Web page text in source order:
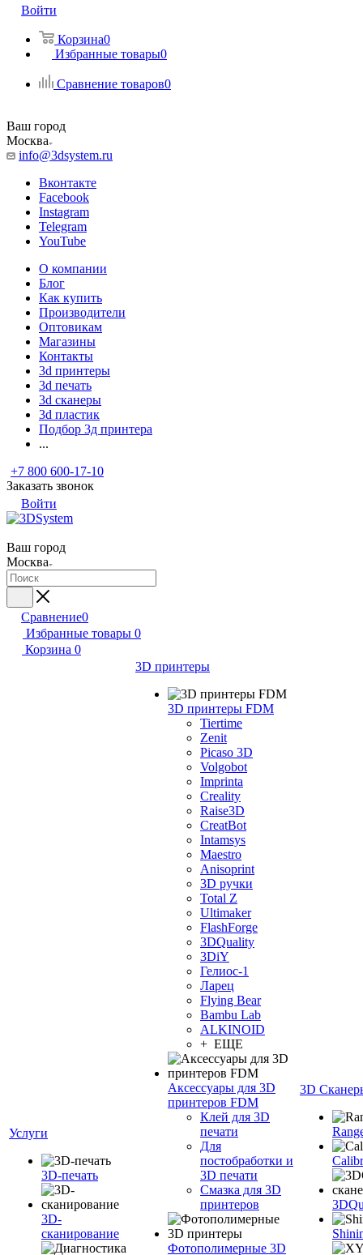
Войти
Корзина0
Избранные товары0
Сравнение товаров0
Ваш город
Москва
info@3dsystem.ru
Вконтакте
Facebook
Instagram
Telegram
YouTube
О компании
Блог
Как купить
Производители
Оптовикам
Магазины
Контакты
3d принтеры
3d печать
3d сканеры
3d пластик
Подбор 3д принтера
...
+7 800 600-17-10
Заказать звонок
Войти
Ваш город
Москва
Сравнение0
Избранные товары 0
Корзина 0
Услуги
3D-печать
3D-
сканирование
3D принтеры
3D принтеры FDM
Tiertime
Zenit
Picaso 3D
Volgobot
Imprinta
Creality
Raise3D
CreatBot
Intamsys
Maestro
Anisoprint
3D ручки
Total Z
Ultimaker
FlashForge
3DQuality
3DiY
Гелиос-1
Ларец
Flying Bear
Bambu Lab
ALKINOID
+ ЕЩЕ
Аксессуары для 3D
принтеров FDM
Клей для 3D
печати
Для
постобработки и
3D печати
Смазка для 3D
принтеров
Фотополимерные 3D
3D